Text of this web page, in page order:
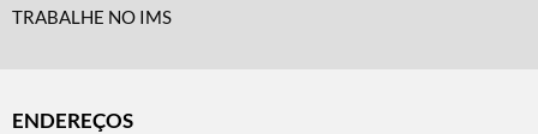
TRABALHE NO IMS
ENDEREÇOS